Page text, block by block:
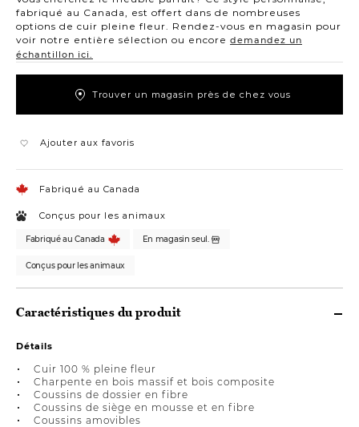
fabriqué au Canada, est offert dans de nombreuses
options de cuir pleine fleur. Rendez-vous en magasin pour
voir notre entière sélection ou encore demandez un
échantillon ici.
Trouver un magasin près de chez vous
Ajouter aux favoris
Fabriqué au Canada
Conçus pour les animaux
Fabriqué au Canada En magasin seul.
Conçus pour les animaux
Caractéristiques du produit
Détails
Cuir 100 % pleine fleur
Charpente en bois massif et bois composite
Coussins de dossier en fibre
Coussins de siège en mousse et en fibre
Coussins amovibles